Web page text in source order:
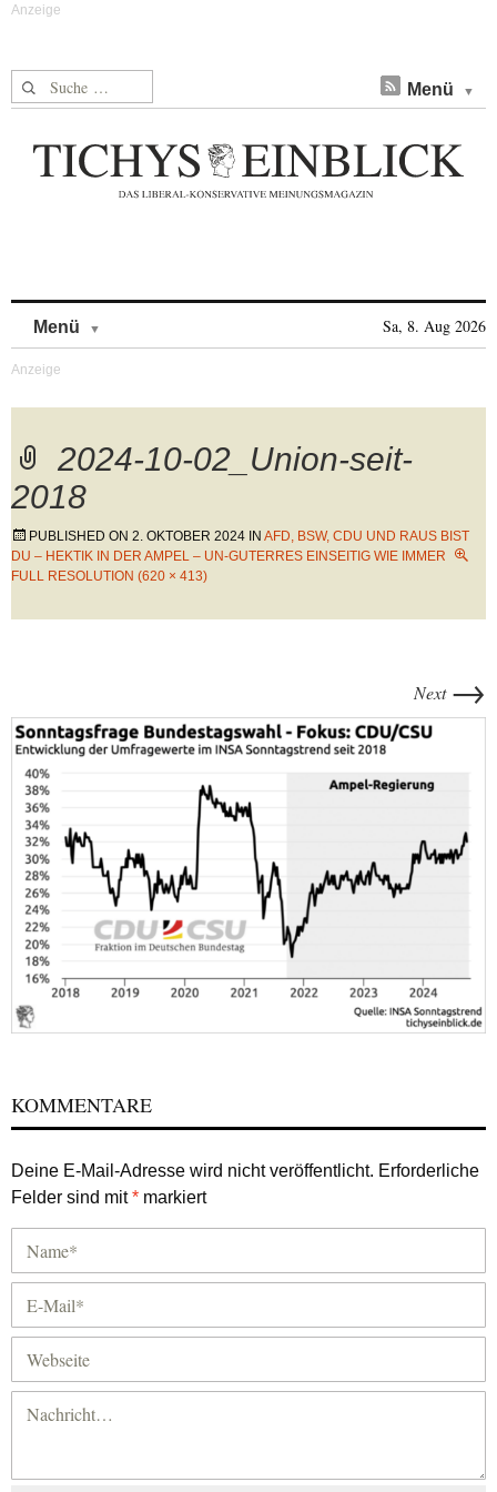
Suche nach: Menü
Menü Sa, 8. Aug 2026
2024-10-02_Union-seit-
2018
PUBLISHED ON 2. OKTOBER 2024 IN AFD, BSW, CDU UND RAUS BIST
DU – HEKTIK IN DER AMPEL – UN-GUTERRES EINSEITIG WIE IMMER
FULL RESOLUTION (620 × 413)
Next →
KOMMENTARE
Deine E-Mail-Adresse wird nicht veröffentlicht. Erforderliche
Felder sind mit* markiert